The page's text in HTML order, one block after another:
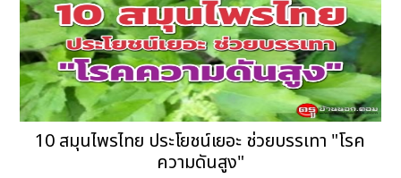
10 สมุนไพรไทย ประโยชน์เยอะ ช่วยบรรเทา "โรค
ความดันสูง"